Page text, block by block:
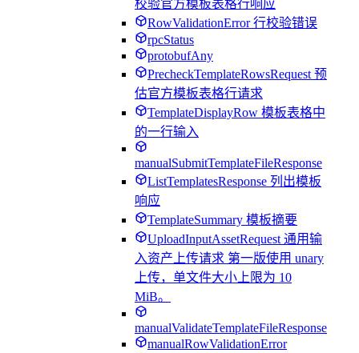
校验官方模板表格行响应
RowValidationError 行校验错误
rpcStatus
protobufAny
PrecheckTemplateRowsRequest 预
估官方模板表格行请求
TemplateDisplayRow 模板表格中
的一行输入
manualSubmitTemplateFileResponse
ListTemplatesResponse 列出模板
响应
TemplateSummary 模板摘要
UploadInputAssetRequest 通用输
入资产上传请求 第一版使用 unary
上传，单文件大小上限为 10
MiB。
manualValidateTemplateFileResponse
manualRowValidationError